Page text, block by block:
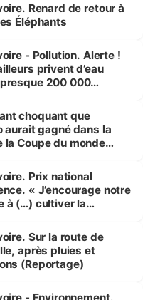
Renard de retour à
Éléphants
- Pollution. Alerte !
privent d’eau
200 000
choquant que
aurait gagné dans la
la Coupe du monde
Prix national
« J’encourage notre
à (…) cultiver la
Ouattara
Sur la route de
après pluies et
(Reportage)